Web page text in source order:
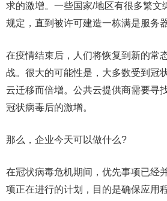
求的激增。一些国家/地区有很多繁文
规定，直到被许可建造一栋满是服务
在疫情结束后，人们将恢复到新的常
战。很大的可能性是，大多数受到冠
云迁移而倍增。公共云提供商需要寻
冠状病毒后的激增。
那么，企业今天可以做什么?
在冠状病毒危机期间，优先事项已经
项正在进行的计划，目的是确保应用